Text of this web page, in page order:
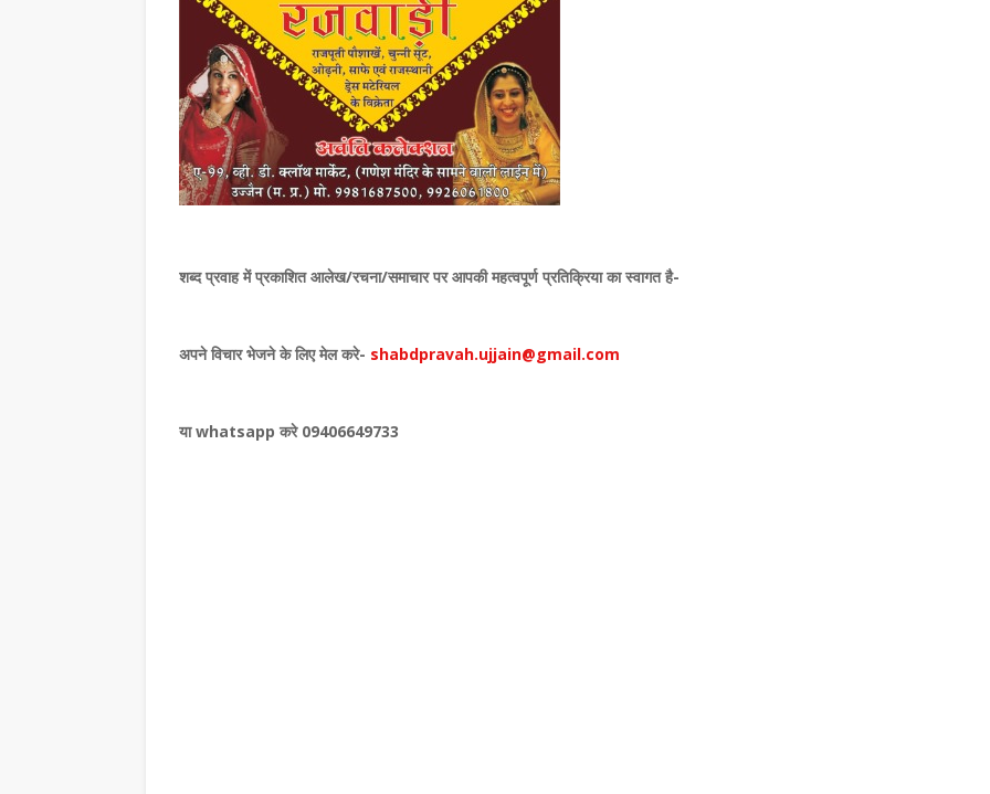
शब्द प्रवाह में प्रकाशित आलेख/रचना/समाचार पर आपकी महत्वपूर्ण प्रतिक्रिया का स्वागत है-
अपने विचार भेजने के लिए मेल करे- shabdpravah.ujjain@gmail.com
या whatsapp करे 09406649733